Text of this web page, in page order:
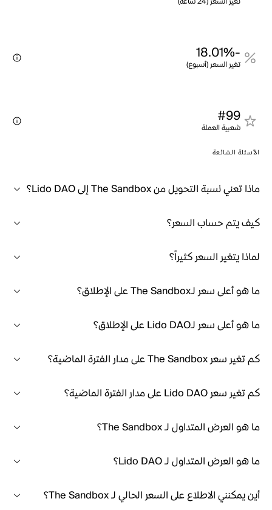
-18.01%
تغير السعر (أسبوع)
#99
شعبية العملة
الأسئلة الشائعة
ماذا تعني نسبة التحويل من The Sandbox إلى Lido DAO؟
كيف يتم حساب السعر؟
لماذا يتغير السعر كثيراً؟
ما هو أعلى سعر لـThe Sandbox على الإطلاق؟
ما هو أعلى سعر لـLido DAO على الإطلاق؟
كم تغير سعر The Sandbox على مدار الفترة الماضية؟
كم تغير سعر Lido DAO على مدار الفترة الماضية؟
ما هو العرض المتداول لـ The Sandbox؟
ما هو العرض المتداول لـ Lido DAO؟
أين يمكنني الاطلاع على السعر الحالي لـ The Sandbox؟